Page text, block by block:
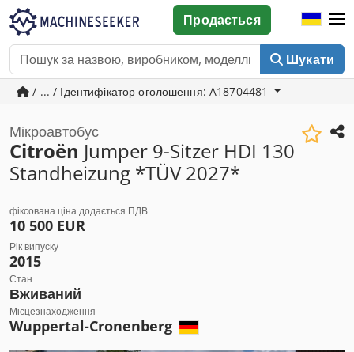
Шукати
Продається
/ ... / Ідентифікатор оголошення: A18704481
Мікроавтобус
Citroën Jumper 9-Sitzer HDI 130
Standheizung *TÜV 2027*
фіксована ціна додається ПДВ
10 500 EUR
Рік випуску
2015
Стан
Вживаний
Місцезнаходження
Wuppertal-Cronenberg